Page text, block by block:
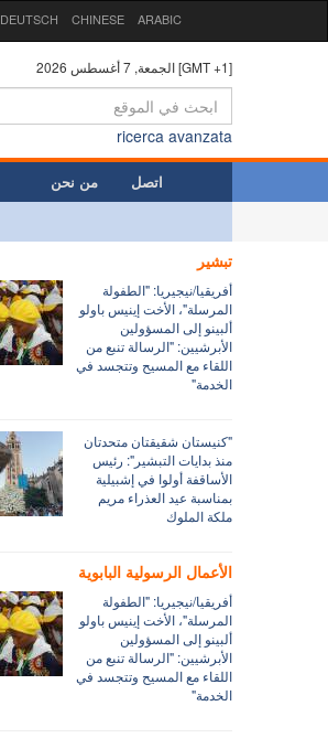
DEUTSCH CHINESE ARABIC
الجمعة, 7 أغسطس 2026 [GMT +1]
ricerca avanzata
من نحن اتصل
تبشير
أفريقيا/نيجيريا: "الطفولة
المرسلة"، الأخت إينيس باولو
ألبينو إلى المسؤولين
الأبرشيين: "الرسالة تنبع من
اللقاء مع المسيح وتتجسد في
الخدمة"
"كنيستان شقيقتان متحدتان
منذ بدايات التبشير": رئيس
الأساقفة أولوا في إشبيلية
بمناسبة عيد العذراء مريم
ملكة الملوك
الأعمال الرسولية البابوية
أفريقيا/نيجيريا: "الطفولة
المرسلة"، الأخت إينيس باولو
ألبينو إلى المسؤولين
الأبرشيين: "الرسالة تنبع من
اللقاء مع المسيح وتتجسد في
الخدمة"